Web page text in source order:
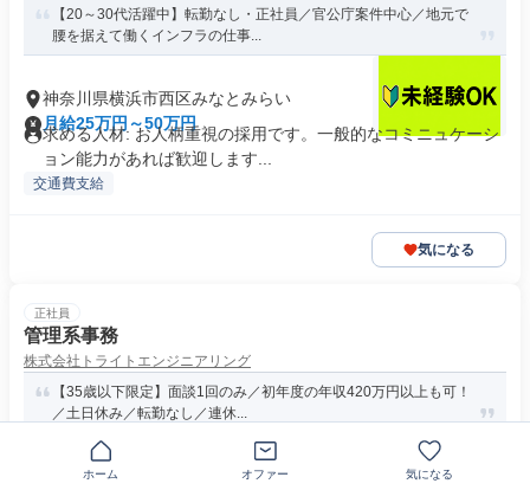
【20～30代活躍中】転勤なし・正社員／官公庁案件中心／地元で
腰を据えて働くインフラの仕事...
神奈川県横浜市西区みなとみらい
月給25万円～50万円
求める人材: お人柄重視の採用です。一般的なコミニュケーシ
ョン能力があれば歓迎します...
交通費支給
気になる
正社員
管理系事務
株式会社トライトエンジニアリング
【35歳以下限定】面談1回のみ／初年度の年収420万円以上も可！
／土日休み／転勤なし／連休...
神奈川県横浜市西区高島
ホーム オファー 気になる